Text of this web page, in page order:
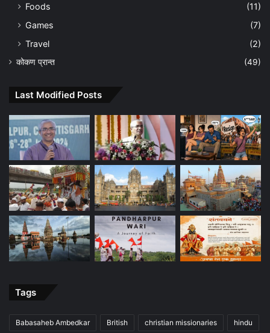
Foods
(11)
Games
(7)
Travel
(2)
कोकण प्रान्त (49)
Last Modified Posts
Tags
Babasaheb Ambedkar British christian missionaries hindu